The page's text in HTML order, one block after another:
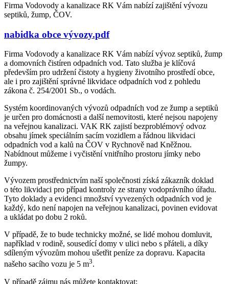
Firma Vodovody a kanalizace RK Vám nabízí zajištění vývozu
septiků, žump, ČOV.
nabidka obce vývozy.pdf
Firma Vodovody a kanalizace RK Vám nabízí vývoz septiků, žump
a domovních čistíren odpadních vod. Tato služba je klíčová
především pro udržení čistoty a hygieny životního prostředí obce,
ale i pro zajištění správné likvidace odpadních vod z pohledu
zákona č. 254/2001 Sb., o vodách.
Systém koordinovaných vývozů odpadních vod ze žump a septiků
je určen pro domácnosti a další nemovitosti, které nejsou napojeny
na veřejnou kanalizaci. VAK RK zajistí bezproblémový odvoz
obsahu jímek speciálním sacím vozidlem a řádnou likvidaci
odpadních vod a kalů na ČOV v Rychnově nad Kněžnou.
Nabídnout můžeme i vyčistění vnitřního prostoru jímky nebo
žumpy.
Vývozem prostřednictvím naší společnosti získá zákazník doklad
o této likvidaci pro případ kontroly ze strany vodoprávního úřadu.
Tyto doklady a evidenci množství vyvezených odpadních vod je
každý, kdo není napojen na veřejnou kanalizaci, povinen evidovat
a ukládat po dobu 2 roků.
V případě, že to bude technicky možné, se lidé mohou domluvit,
například v rodině, sousedící domy v ulici nebo s přáteli, a díky
sdíleným vývozům mohou ušetřit peníze za dopravu. Kapacita
našeho sacího vozu je 5 m3.
V případě zájmu nás můžete kontaktovat: